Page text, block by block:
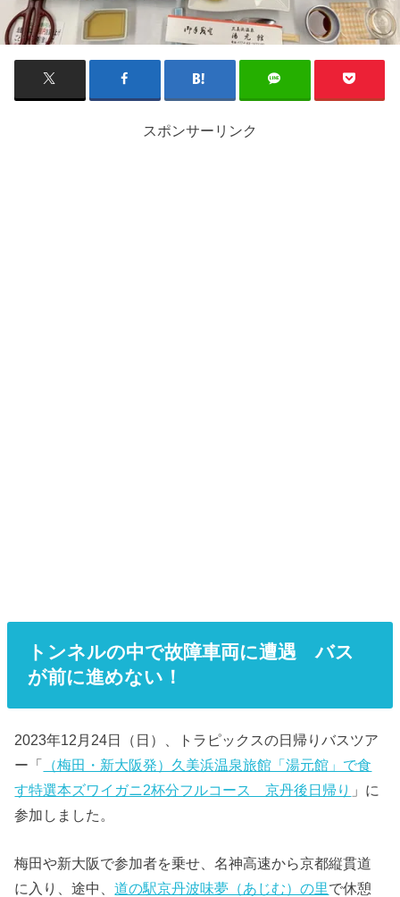
スポンサーリンク
トンネルの中で故障車両に遭遇 バス
が前に進めない！
2023年12月24日（日）、トラピックスの日帰りバスツア
ー「 （梅田・新大阪発）久美浜温泉旅館「湯元館」で食
す特選本ズワイガニ2杯分フルコース 京丹後日帰り 」に
参加しました。
梅田や新大阪で参加者を乗せ、名神高速から京都縦貫道
に入り、途中、道の駅京丹波味夢（あじむ）の里で休憩